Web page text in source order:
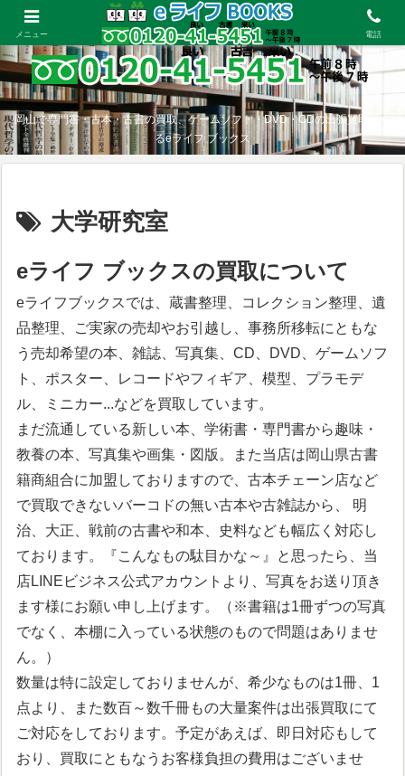
岡山で専門書・古本・古書の買取、ゲームソフト・DVD・CDの出張買取をす
るeライフ ブックス
大学研究室
eライフ ブックスの買取について
eライフブックスでは、蔵書整理、コレクション整理、遺
品整理、ご実家の売却やお引越し、事務所移転にともな
う売却希望の本、雑誌、写真集、CD、DVD、ゲームソフ
ト、ポスター、レコードやフィギア、模型、プラモデ
ル、ミニカー...などを買取しています。
まだ流通している新しい本、学術書・専門書から趣味・
教養の本、写真集や画集・図版。また当店は岡山県古書
籍商組合に加盟しておりますので、古本チェーン店など
で買取できないバーコドの無い古本や古雑誌から、 明
治、大正、戦前の古書や和本、史料なども幅広く対応し
ております。『こんなもの駄目かな～』と思ったら、当
店LINEビジネス公式アカウントより、写真をお送り頂き
ます様にお願い申し上げます。（※書籍は1冊ずつの写真
でなく、本棚に入っている状態のもので問題はありませ
ん。）
数量は特に設定しておりませんが、希少なものは1冊、1
点より、また数百～数千冊もの大量案件は出張買取にて
ご対応をしております。予定があえば、即日対応もして
おり、買取にともなうお客様負担の費用はございませ
メニュー 電話